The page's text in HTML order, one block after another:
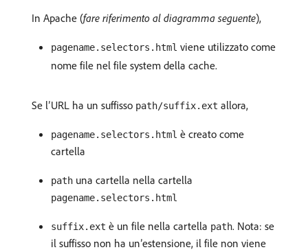
In Apache (fare riferimento al diagramma seguente),
pagename.selectors.html viene utilizzato come
nome file nel file system della cache.
Se l’URL ha un suffisso path/suffix.ext allora,
pagename.selectors.html è creato come
cartella
path una cartella nella cartella
pagename.selectors.html
suffix.ext è un file nella cartella path. Nota: se
il suffisso non ha un’estensione, il file non viene